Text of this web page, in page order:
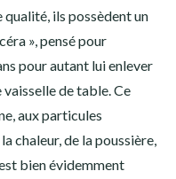
ils possèdent un
», pensé pour
pour autant lui enlever
de table. Ce
aux particules
chaleur, de la poussière,
bien évidemment